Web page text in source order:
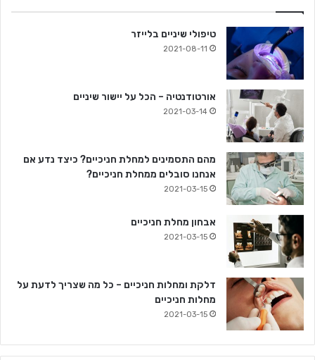
טיפולי שיניים בלייזר
2021-08-11
אורטודנטיה – הכל על יישור שיניים
2021-03-14
מהם התסמינים למחלת חניכיים? כיצד נדע אם
אנחנו סובלים ממחלת חניכיים?
2021-03-15
אבחון מחלת חניכיים
2021-03-15
דלקת ומחלות חניכיים – כל מה שצריך לדעת על
מחלות חניכיים
2021-03-15